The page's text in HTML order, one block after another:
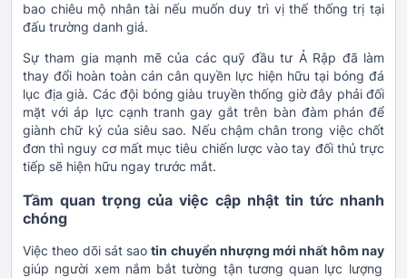
bao chiêu mộ nhân tài nếu muốn duy trì vị thế thống trị tại
đấu trường danh giá.
Sự tham gia mạnh mẽ của các quỹ đầu tư Ả Rập đã làm
thay đổi hoàn toàn cán cân quyền lực hiện hữu tại bóng đá
lục địa già. Các đội bóng giàu truyền thống giờ đây phải đối
mặt với áp lực cạnh tranh gay gắt trên bàn đàm phán để
giành chữ ký của siêu sao. Nếu chậm chân trong việc chốt
đơn thì nguy cơ mất mục tiêu chiến lược vào tay đối thủ trực
tiếp sẽ hiện hữu ngay trước mắt.
Tầm quan trọng của việc cập nhật tin tức nhanh
chóng
Việc theo dõi sát saotin chuyển nhượng mới nhất hôm nay
giúp người xem nắm bắt tường tận tương quan lực lượng